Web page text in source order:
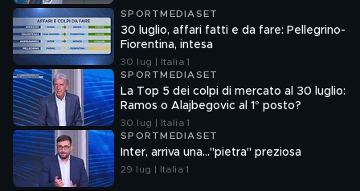
SPORTMEDIASET
30 luglio, affari fatti e da fare: Pellegrino-
Fiorentina, intesa
30 lug | Italia 1
SPORTMEDIASET
La Top 5 dei colpi di mercato al 30 luglio:
Ramos o Alajbegovic al 1° posto?
30 lug | Italia 1
SPORTMEDIASET
Inter, arriva una..."pietra" preziosa
29 lug | Italia 1